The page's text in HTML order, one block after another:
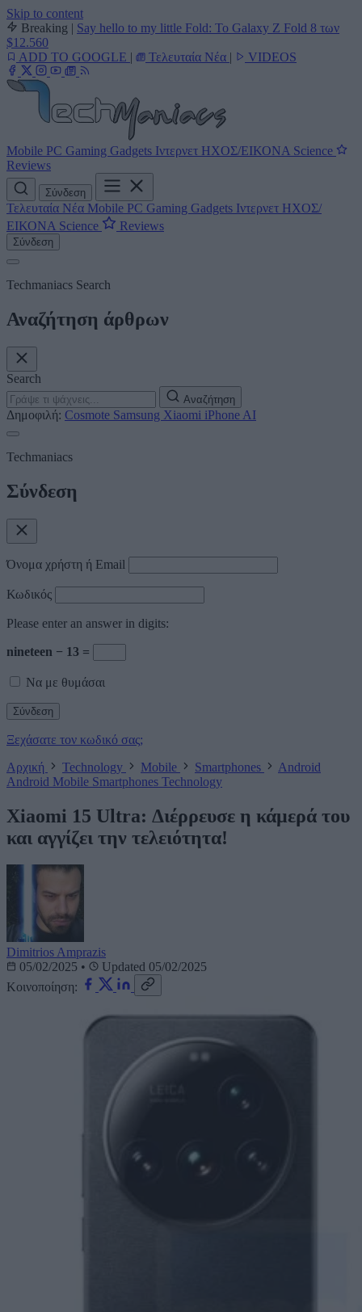
Skip to content
Breaking | Say hello to my little Fold: Το Galaxy Z Fold 8 των
$12.560
ADD TO GOOGLE | Τελευταία Νέα | VIDEOS
Mobile PC Gaming Gadgets Ιντερνετ ΗΧΟΣ/ΕΙΚΟΝΑ Science
Reviews
Σύνδεση
Τελευταία Νέα Mobile PC Gaming Gadgets Ιντερνετ ΗΧΟΣ/
ΕΙΚΟΝΑ Science Reviews
Σύνδεση
Techmaniacs Search
Αναζήτηση άρθρων
Search
Αναζήτηση
Δημοφιλή: Cosmote Samsung Xiaomi iPhone AI
Techmaniacs
Σύνδεση
Όνομα χρήστη ή Email
Κωδικός
Please enter an answer in digits:
nineteen − 13 =
Να με θυμάσαι
Ξεχάσατε τον κωδικό σας;
Αρχική
Technology Mobile Smartphones
Android
Android Mobile Smartphones Technology
Xiaomi 15 Ultra: Διέρρευσε η κάμερά του
και αγγίζει την τελειότητα!
Dimitrios Amprazis
05/02/2025 •
Updated 05/02/2025
Κοινοποίηση: